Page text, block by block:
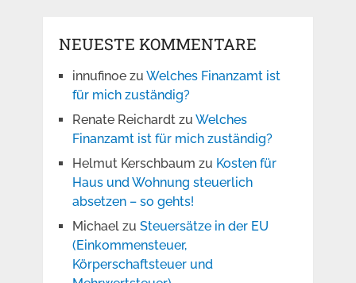
NEUESTE KOMMENTARE
innufinoezu Welches Finanzamt ist
für mich zuständig?
Renate Reichardtzu Welches
Finanzamt ist für mich zuständig?
Helmut Kerschbaum zu Kosten für
Haus und Wohnung steuerlich
absetzen – so gehts!
Michaelzu Steuersätze in der EU
(Einkommensteuer,
Körperschaftsteuer und